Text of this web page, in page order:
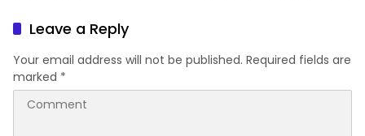
Leave a Reply
Your email address will not be published. Required fields are
marked *